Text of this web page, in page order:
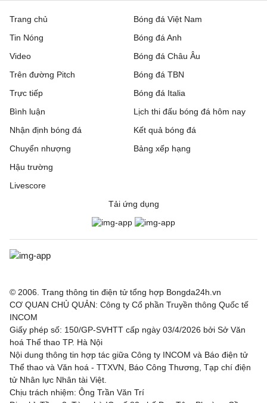
Trang chủ
Tin Nóng
Video
Trên đường Pitch
Trực tiếp
Bóng đá Việt Nam
Bóng đá Anh
Bóng đá Châu Âu
Bóng đá TBN
Bóng đá Italia
Bình luận
Nhận định bóng đá
Chuyển nhượng
Hậu trường
Livescore
Lịch thi đấu bóng đá hôm nay
Kết quả bóng đá
Bảng xếp hạng
Tải ứng dụng
© 2006. Trang thông tin điện tử tổng hợp Bongda24h.vn
CƠ QUAN CHỦ QUẢN: Công ty Cổ phần Truyền thông Quốc tế
INCOM
Giấy phép số: 150/GP-SVHTT cấp ngày 03/4/2026 bởi Sở Văn
hoá Thể thao TP. Hà Nội
Nội dung thông tin hợp tác giữa Công ty INCOM và Báo điện tử
Thể thao và Văn hoá - TTXVN, Báo Công Thương, Tạp chí điện
tử Nhân lực Nhân tài Việt.
Chịu trách nhiệm: Ông Trần Văn Trí